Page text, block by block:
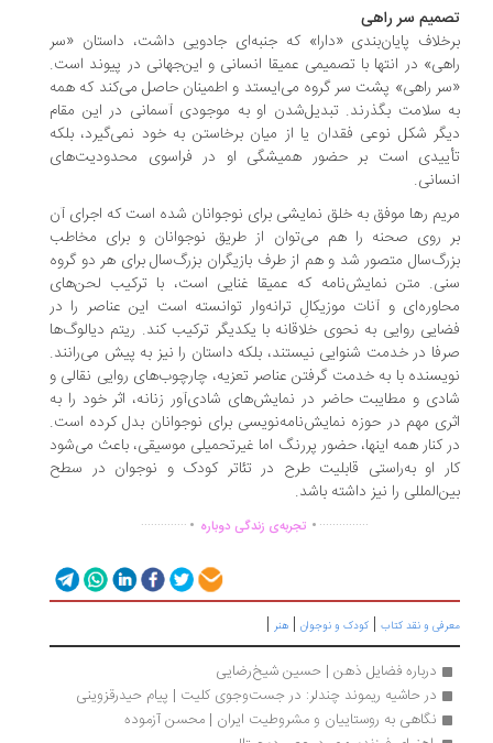
تصمیم سر راهی
برخلاف پایان‌بندی «دارا» که جنبه‌ای جادویی داشت، داستان «سر
راهی» در انتها با تصمیمی عمیقا انسانی و این‌جهانی در پیوند است.
«سر راهی» پشت سر گروه می‌ایستد و اطمینان حاصل می‌کند که همه
به سلامت بگذرند. تبدیل‌شدن او به موجودی آسمانی در این مقام
دیگر شکل نوعی فقدان یا از میان برخاستن به خود نمی‌گیرد، بلکه
تأییدی است بر حضور همیشگی او در فراسوی محدودیت‌های
انسانی.
مریم رها موفق به خلق نمایشی برای نوجوانان شده است که اجرای آن
بر روی صحنه را هم می‌توان از طریق نوجوانان و برای مخاطب
بزرگ‌سال متصور شد و هم از طرف بازیگران بزرگ‌سال برای هر دو گروه
سنی. متن نمایش‌نامه که عمیقا غنایی است، با ترکیب لحن‌های
محاوره‌ای و آنات موزیکالِ ترانه‌وار توانسته است این عناصر را در
فضایی روایی به نحوی خلاقانه با یکدیگر ترکیب کند. ریتم دیالوگ‌ها
صرفا در خدمت شنوایی نیستند، بلکه داستان را نیز به پیش می‌رانند.
نویسنده با به خدمت گرفتن عناصر تعزیه، چارچوب‌های روایی نقالی و
شادی و مطایبت حاضر در نمایش‌های شادی‌آور زنانه، اثر خود را به
اثری مهم در حوزه نمایش‌نامه‌نویسی برای نوجوانان بدل کرده است.
در کنار همه اینها، حضور پررنگ اما غیرتحمیلی موسیقی، باعث می‌شود
کار او به‌راستی قابلیت طرح در تئاتر کودک و نوجوان در سطح
بین‌المللی را نیز داشته باشد.
...............
.تجربه‌ی زندگی دوباره .
..............
معرفی و نقد کتاب | کودک و نوجوان | هنر |
درباره فضایل ذهن | حسین شیخ‌رضایی
در حاشیه ریموند چندلر: در جست‌وجوی کلیت | پیام حیدرقزوینی
نگاهی به روستاییان و مشروطیت ایران | محسن آزموده